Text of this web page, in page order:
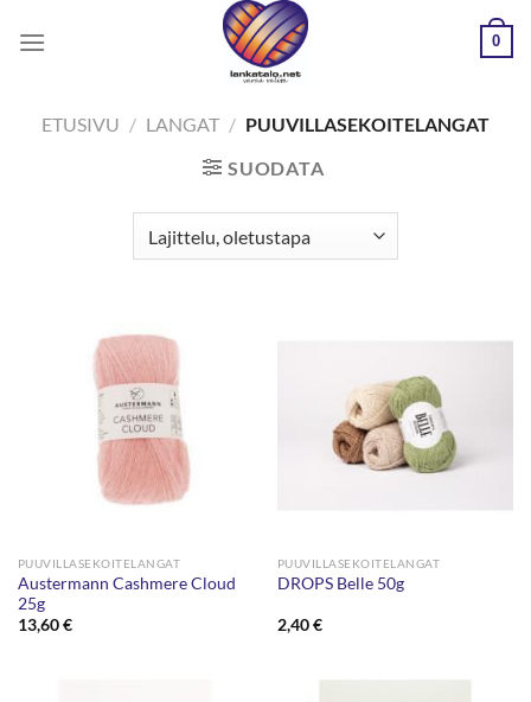
0
ETUSIVU / LANGAT / PUUVILLASEKOITELANGAT
SUODATA
PUUVILLASEKOITELANGAT
Austermann Cashmere Cloud
25g
13,60€
PUUVILLASEKOITELANGAT
DROPS Belle 50g
2,40€